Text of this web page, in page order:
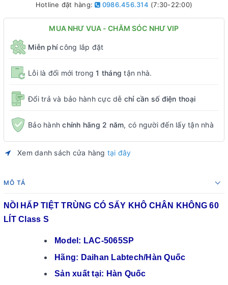
Hotline đặt hàng: 0986.456.314 (7:30-22:00)
MUA NHƯ VUA - CHĂM SÓC NHƯ VIP
Miễn phícông lắp đặt
Lỗi là đổi mới trong1 tháng tận nhà.
Đổi trả và bảo hành cực dễ chỉ cần số điện thoại
Bảo hànhchính hãng 2 năm, có người đến lấy tận nhà
Xem danh sách cửa hàng tại đây
MÔ TẢ
NỒI HẤP TIỆT TRÙNG CÓ SẤY KHÔ CHÂN KHÔNG 60
LÍT Class S
Model: LAC-5065SP
Hãng: Daihan Labtech/Hàn Quốc
Sản xuất tại: Hàn Quốc